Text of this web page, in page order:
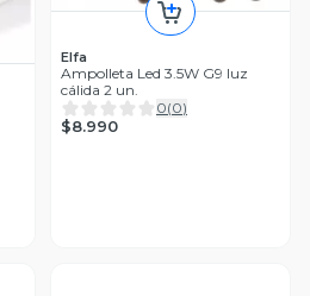
Elfa
Ampolleta Led 3.5W G9 luz
cálida 2 un.
0(0)
$8.990